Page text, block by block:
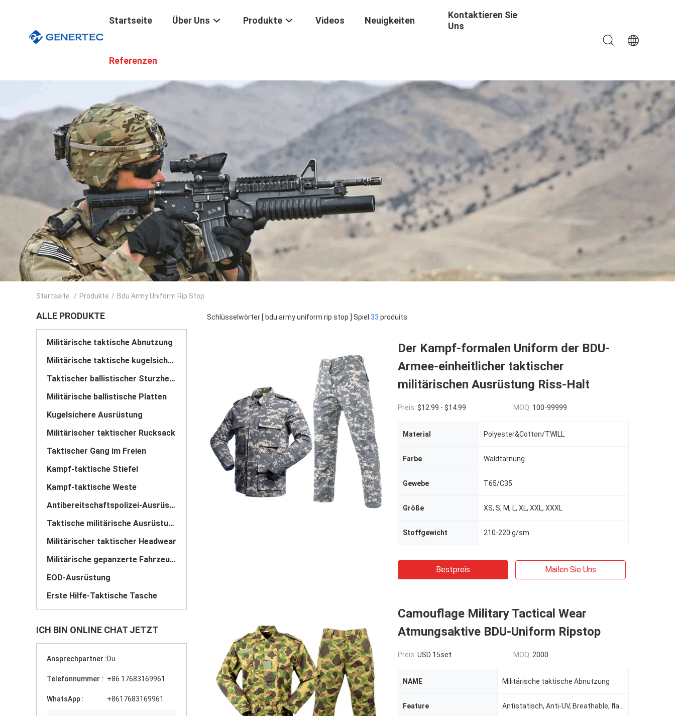
Startseite Über Uns Produkte Videos Neuigkeiten
Kontaktieren Sie
Uns
Referenzen
Startseite / Produkte / Bdu Army Uniform Rip Stop
ALLE PRODUKTE
Militärische taktische Abnutzung
Militärische taktische kugelsichere Weste
Taktischer ballistischer Sturzhelm
Militärische ballistische Platten
Kugelsichere Ausrüstung
Militärischer taktischer Rucksack
Taktischer Gang im Freien
Kampf-taktische Stiefel
Kampf-taktische Weste
Antibereitschaftspolizei-Ausrüstung
Taktische militärische Ausrüstung
Militärischer taktischer Headwear
Militärische gepanzerte Fahrzeuge
EOD-Ausrüstung
Erste Hilfe-Taktische Tasche
ICH BIN ONLINE CHAT JETZT
Ansprechpartner :Du
Telefonnummer : +86 17683169961
WhatsApp : +8617683169961
Schlüsselwörter [ bdu army uniform rip stop ] Spiel 33 produits.
Der Kampf-formalen Uniform der BDU-
Armee-einheitlicher taktischer
militärischen Ausrüstung Riss-Halt
Preis: $12.99 - $14.99 MOQ: 100-99999
Material Polyester&Cotton/TWILL
Farbe Waldtarnung
Gewebe T65/C35
Größe XS, S, M, L, XL, XXL, XXXL
Stoffgewicht 210-220 g/sm
Bestpreis Mailen Sie Uns
Camouflage Military Tactical Wear
Atmungsaktive BDU-Uniform Ripstop
Preis: USD 15set MOQ: 2000
NAME Militärische taktische Abnutzung
Feature